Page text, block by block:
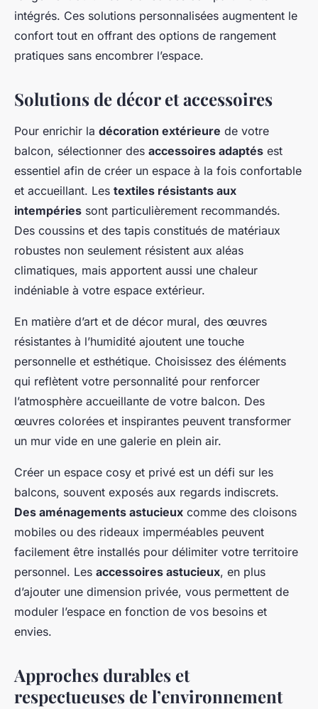
intégrés. Ces solutions personnalisées augmentent le
confort tout en offrant des options de rangement
pratiques sans encombrer l’espace.
Solutions de décor et accessoires
Pour enrichir la décoration extérieure de votre
balcon, sélectionner des accessoires adaptés est
essentiel afin de créer un espace à la fois confortable
et accueillant. Les textiles résistants aux
intempéries sont particulièrement recommandés.
Des coussins et des tapis constitués de matériaux
robustes non seulement résistent aux aléas
climatiques, mais apportent aussi une chaleur
indéniable à votre espace extérieur.
En matière d’art et de décor mural, des œuvres
résistantes à l’humidité ajoutent une touche
personnelle et esthétique. Choisissez des éléments
qui reflètent votre personnalité pour renforcer
l’atmosphère accueillante de votre balcon. Des
œuvres colorées et inspirantes peuvent transformer
un mur vide en une galerie en plein air.
Créer un espace cosy et privé est un défi sur les
balcons, souvent exposés aux regards indiscrets.
Des aménagements astucieux comme des cloisons
mobiles ou des rideaux imperméables peuvent
facilement être installés pour délimiter votre territoire
personnel. Les accessoires astucieux, en plus
d’ajouter une dimension privée, vous permettent de
moduler l’espace en fonction de vos besoins et
envies.
Approches durables et
respectueuses de l’environnement